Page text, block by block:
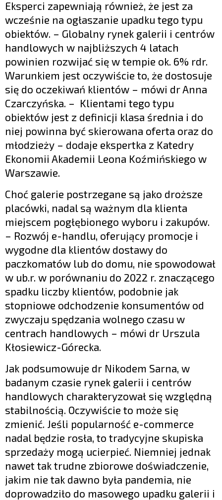
Eksperci zapewniają również, że jest za
wcześnie na ogłaszanie upadku tego typu
obiektów. – Globalny rynek galerii i centrów
handlowych w najbliższych 4 latach
powinien rozwijać się w tempie ok. 6% rdr.
Warunkiem jest oczywiście to, że dostosuje
się do oczekiwań klientów – mówi dr Anna
Czarczyńska. – Klientami tego typu
obiektów jest z definicji klasa średnia i do
niej powinna być skierowana oferta oraz do
młodzieży – dodaje ekspertka z Katedry
Ekonomii Akademii Leona Koźmińskiego w
Warszawie.
Choć galerie postrzegane są jako droższe
placówki, nadal są ważnym dla klienta
miejscem pogłębionego wyboru i zakupów.
– Rozwój e-handlu, oferujący promocje i
wygodne dla klientów dostawy do
paczkomatów lub do domu, nie spowodował
w ub.r. w porównaniu do 2022 r. znaczącego
spadku liczby klientów, podobnie jak
stopniowe odchodzenie konsumentów od
zwyczaju spędzania wolnego czasu w
centrach handlowych – mówi dr Urszula
Kłosiewicz-Górecka.
Jak podsumowuje dr Nikodem Sarna, w
badanym czasie rynek galerii i centrów
handlowych charakteryzował się względną
stabilnością. Oczywiście to może się
zmienić. Jeśli popularność e-commerce
nadal będzie rosła, to tradycyjne skupiska
sprzedaży mogą ucierpieć. Niemniej jednak
nawet tak trudne zbiorowe doświadczenie,
jakim nie tak dawno była pandemia, nie
doprowadziło do masowego upadku galerii i